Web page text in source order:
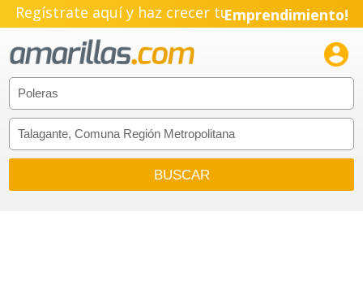
Regístrate aquí y haz crecer tuEmprendimiento!
